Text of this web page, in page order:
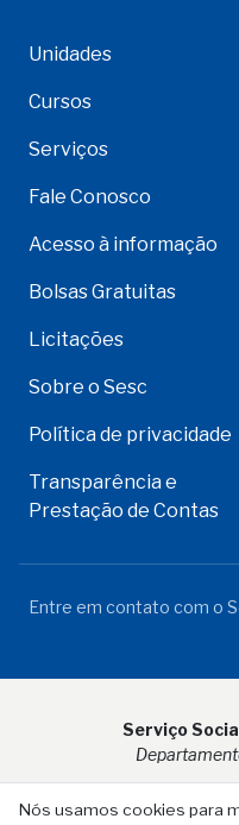
Nós usamos cookies para
Unidades
Cursos
Serviços
Fale Conosco
Acesso à informação
Bolsas Gratuitas
Licitações
Sobre o Sesc
Política de privacidade
Transparência e
Prestação de Contas
Entre em contato com o
Serviço
Rua Visconde do Rio